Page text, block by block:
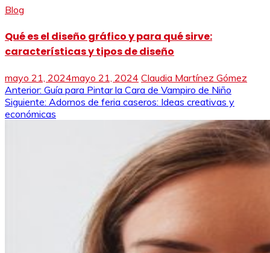
Blog
Qué es el diseño gráfico y para qué sirve:
características y tipos de diseño
mayo 21, 2024mayo 21, 2024 Claudia Martínez Gómez
Navegación
de
Anterior: Guía para Pintar la Cara de Vampiro de Niño
Siguiente: Adornos de feria caseros: Ideas creativas y
económicas